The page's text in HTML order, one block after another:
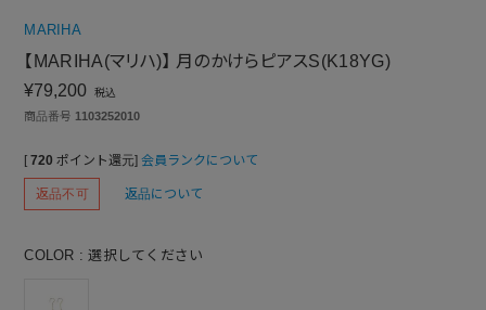
MARIHA
【MARIHA(マリハ)】 月のかけらピアスS(K18YG)
¥79,200 税込
商品番号 1103252010
[ 720 ポイント還元] 会員ランクについて
返品不可 返品について
COLOR 選択してください